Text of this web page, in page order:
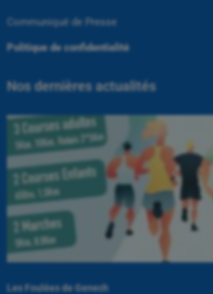
Communiqué de Presse
Politique de confidentialité
Nos dernières actualités
Les Foulées de Genech